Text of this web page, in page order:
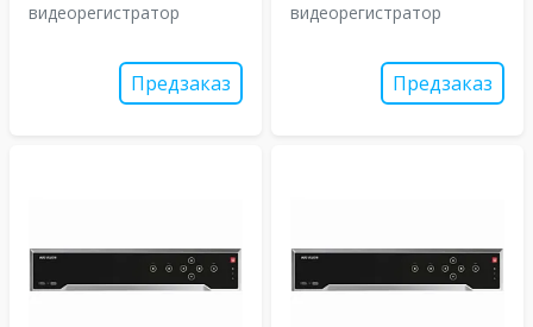
видеорегистратор
Предзаказ
видеорегистратор
Предзаказ